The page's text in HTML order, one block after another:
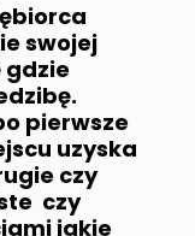
swojej
gdzie
pierwsze
uzyska
czy
czy
jakie